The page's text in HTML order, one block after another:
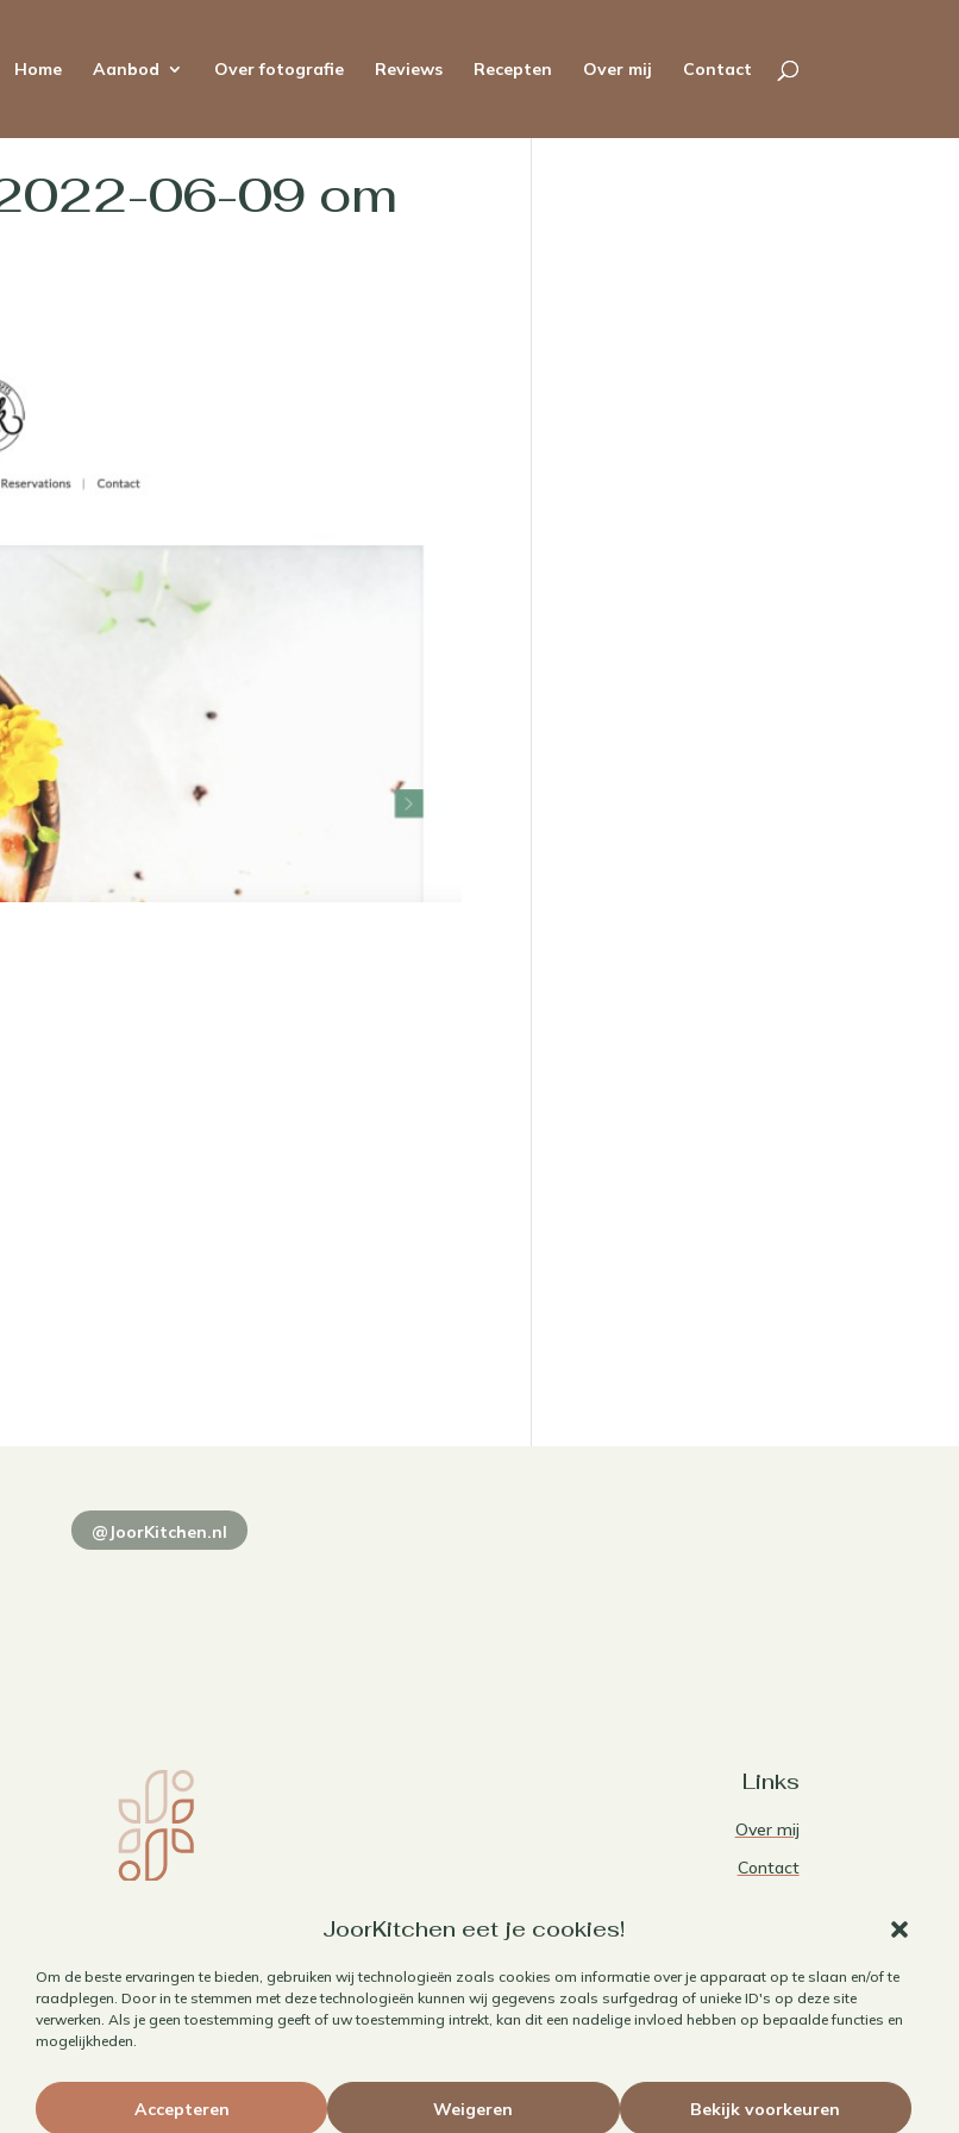
JoorKitchen eet je cookies!
Om de beste ervaringen te bieden, gebruiken wij technologieën zoals cookies om informatie over je apparaat op te slaan en/of te
raadplegen. Door in te stemmen met deze technologieën kunnen wij gegevens zoals surfgedrag of unieke ID's op deze site
verwerken. Als je geen toestemming geeft of uw toestemming intrekt, kan dit een nadelige invloed hebben op bepaalde functies en
mogelijkheden.
Accepteren Weigeren Bekijk voorkeuren
Home Aanbod Over fotografie Reviews Recepten Over mij Contact
06-09 om
@JoorKitchen.nl
Links
Over mij
Contact
Cookiebeleid
Herroepen aankoop